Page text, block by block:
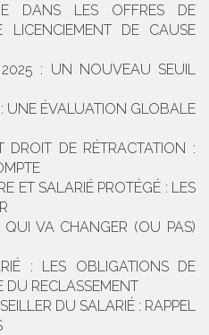
DANS LES OFFRES DE
LICENCIEMENT DE CAUSE
: UN NOUVEAU SEUIL
UNE ÉVALUATION GLOBALE
DROIT DE RÉTRACTATION :
ET SALARIÉ PROTÉGÉ : LES
VA CHANGER (OU PAS)
: LES OBLIGATIONS DE
DU RECLASSEMENT
DU SALARIÉ : RAPPEL